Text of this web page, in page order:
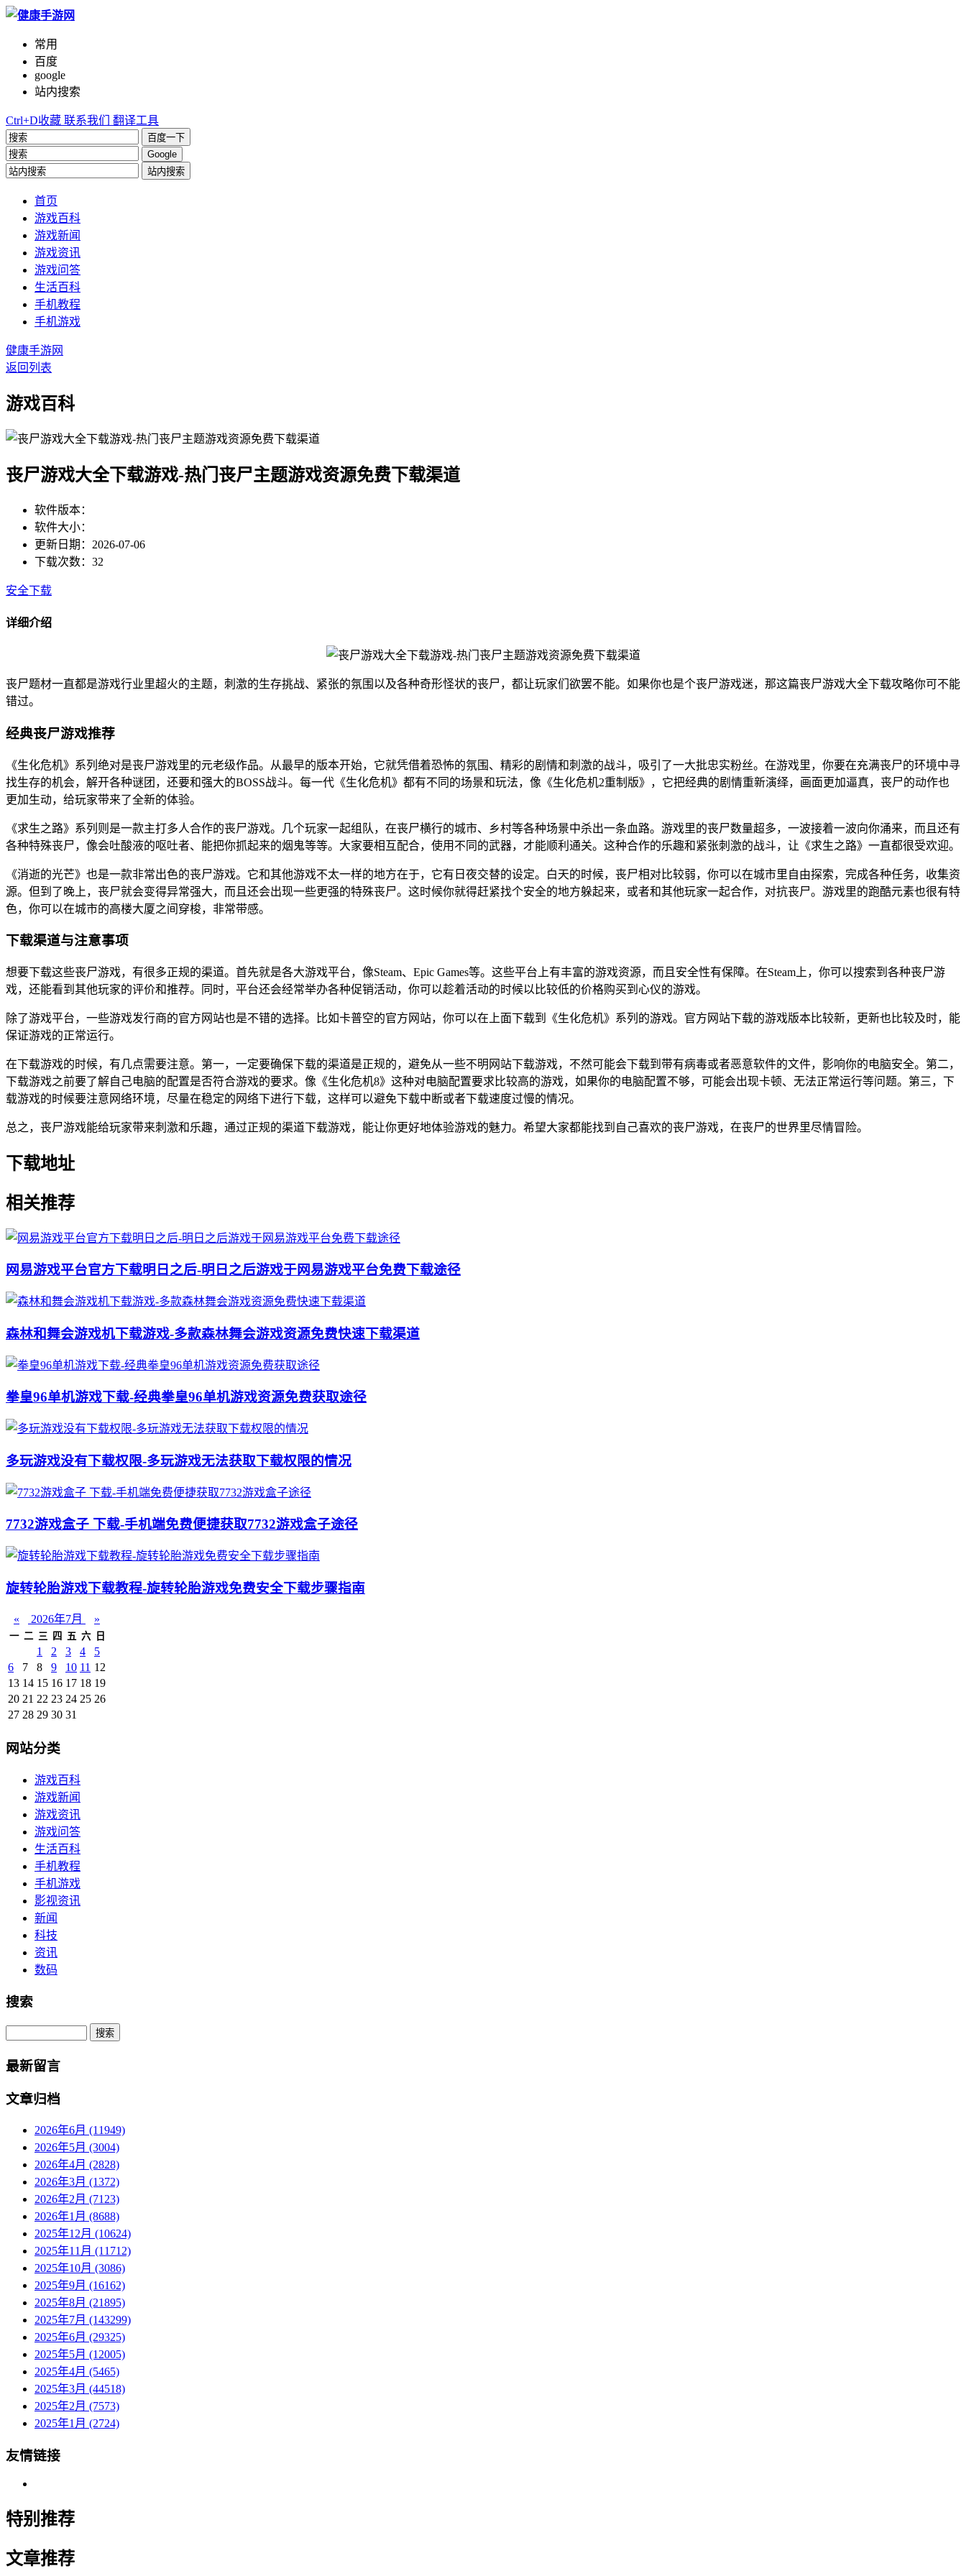
常用
百度
google
站内搜索
Ctrl+D收藏 联系我们 翻译工具
百度一下
Google
站内搜索
首页
游戏百科
游戏新闻
游戏资讯
游戏问答
生活百科
手机教程
手机游戏
健康手游网
返回列表
游戏百科
丧尸游戏大全下载游戏-热门丧尸主题游戏资源免费下载渠道
软件版本：
软件大小：
更新日期：2026-07-06
下载次数：32
安全下载
详细介绍
丧尸题材一直都是游戏行业里超火的主题，刺激的生存挑战、紧张的氛围以及各种奇形怪状的丧尸，都让玩家们欲罢不能。如果你也是个丧尸游戏迷，那这篇丧尸游戏大全下载攻略你可不能
错过。
经典丧尸游戏推荐
《生化危机》系列绝对是丧尸游戏里的元老级作品。从最早的版本开始，它就凭借着恐怖的氛围、精彩的剧情和刺激的战斗，吸引了一大批忠实粉丝。在游戏里，你要在充满丧尸的环境中寻
找生存的机会，解开各种谜团，还要和强大的BOSS战斗。每一代《生化危机》都有不同的场景和玩法，像《生化危机2重制版》，它把经典的剧情重新演绎，画面更加逼真，丧尸的动作也
更加生动，给玩家带来了全新的体验。
《求生之路》系列则是一款主打多人合作的丧尸游戏。几个玩家一起组队，在丧尸横行的城市、乡村等各种场景中杀出一条血路。游戏里的丧尸数量超多，一波接着一波向你涌来，而且还有
各种特殊丧尸，像会吐酸液的呕吐者、能把你抓起来的烟鬼等等。大家要相互配合，使用不同的武器，才能顺利通关。这种合作的乐趣和紧张刺激的战斗，让《求生之路》一直都很受欢迎。
《消逝的光芒》也是一款非常出色的丧尸游戏。它和其他游戏不太一样的地方在于，它有日夜交替的设定。白天的时候，丧尸相对比较弱，你可以在城市里自由探索，完成各种任务，收集资
源。但到了晚上，丧尸就会变得异常强大，而且还会出现一些更强的特殊丧尸。这时候你就得赶紧找个安全的地方躲起来，或者和其他玩家一起合作，对抗丧尸。游戏里的跑酷元素也很有特
色，你可以在城市的高楼大厦之间穿梭，非常带感。
下载渠道与注意事项
想要下载这些丧尸游戏，有很多正规的渠道。首先就是各大游戏平台，像Steam、Epic Games等。这些平台上有丰富的游戏资源，而且安全性有保障。在Steam上，你可以搜索到各种丧尸游
戏，还能看到其他玩家的评价和推荐。同时，平台还会经常举办各种促销活动，你可以趁着活动的时候以比较低的价格购买到心仪的游戏。
除了游戏平台，一些游戏发行商的官方网站也是不错的选择。比如卡普空的官方网站，你可以在上面下载到《生化危机》系列的游戏。官方网站下载的游戏版本比较新，更新也比较及时，能
保证游戏的正常运行。
在下载游戏的时候，有几点需要注意。第一，一定要确保下载的渠道是正规的，避免从一些不明网站下载游戏，不然可能会下载到带有病毒或者恶意软件的文件，影响你的电脑安全。第二，
下载游戏之前要了解自己电脑的配置是否符合游戏的要求。像《生化危机8》这种对电脑配置要求比较高的游戏，如果你的电脑配置不够，可能会出现卡顿、无法正常运行等问题。第三，下
载游戏的时候要注意网络环境，尽量在稳定的网络下进行下载，这样可以避免下载中断或者下载速度过慢的情况。
总之，丧尸游戏能给玩家带来刺激和乐趣，通过正规的渠道下载游戏，能让你更好地体验游戏的魅力。希望大家都能找到自己喜欢的丧尸游戏，在丧尸的世界里尽情冒险。
下载地址
相关推荐
网易游戏平台官方下载明日之后-明日之后游戏于网易游戏平台免费下载途径
森林和舞会游戏机下载游戏-多款森林舞会游戏资源免费快速下载渠道
拳皇96单机游戏下载-经典拳皇96单机游戏资源免费获取途径
多玩游戏没有下载权限-多玩游戏无法获取下载权限的情况
7732游戏盒子 下载-手机端免费便捷获取7732游戏盒子途径
旋转轮胎游戏下载教程-旋转轮胎游戏免费安全下载步骤指南
« 2026年7月 »
一 二 三 四 五 六 日
1 2 3 4
5
6
7 8 9 10 11 12
13 14 15 16 17 18 19
20 21 22 23 24 25 26
27 28 29 30 31
网站分类
游戏百科
游戏新闻
游戏资讯
游戏问答
生活百科
手机教程
手机游戏
影视资讯
新闻
科技
资讯
数码
搜索
Search
最新留言
文章归档
2026年6月 (11949)
2026年5月 (3004)
2026年4月 (2828)
2026年3月 (1372)
2026年2月 (7123)
2026年1月 (8688)
2025年12月 (10624)
2025年11月 (11712)
2025年10月 (3086)
2025年9月 (16162)
2025年8月 (21895)
2025年7月 (143299)
2025年6月 (29325)
2025年5月 (12005)
2025年4月 (5465)
2025年3月 (44518)
2025年2月 (7573)
2025年1月 (2724)
友情链接
特别推荐
文章推荐